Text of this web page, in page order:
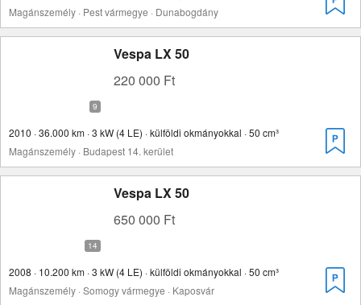
Magánszemély · Pest vármegye · Dunabogdány
Vespa LX 50
220 000 Ft
2010 · 36.000 km · 3 kW (4 LE) · külföldi okmányokkal · 50 cm³
Magánszemély · Budapest 14. kerület
Vespa LX 50
650 000 Ft
2008 · 10.200 km · 3 kW (4 LE) · külföldi okmányokkal · 50 cm³
Magánszemély · Somogy vármegye · Kaposvár